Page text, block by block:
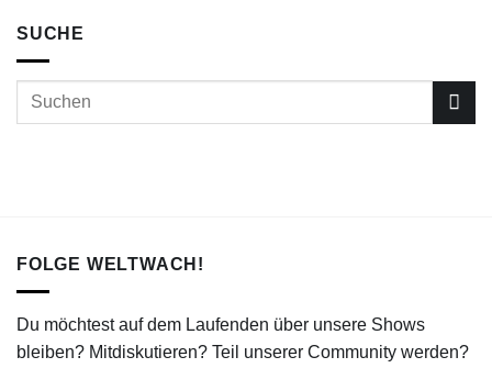
SUCHE
FOLGE WELTWACH!
Du möchtest auf dem Laufenden über unsere Shows
bleiben? Mitdiskutieren? Teil unserer Community werden?